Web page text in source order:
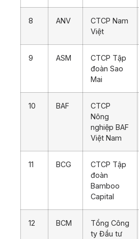
8 ANV
CTCP Nam
Việt
9 ASM
CTCP Tập
đoàn Sao
Mai
10 BAF
CTCP
Nông
nghiệp BAF
Việt Nam
11 BCG
CTCP Tập
đoàn
Bamboo
Capital
12 BCM
Tổng Công
ty Đầu tư